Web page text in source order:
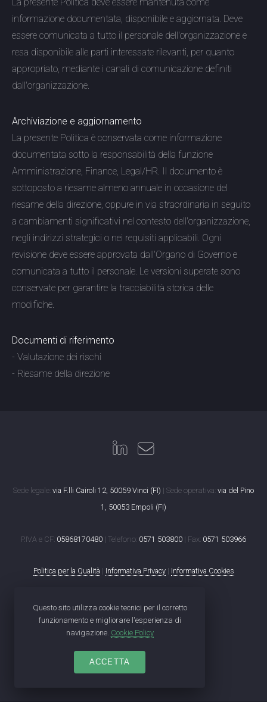
informazione documentata, disponibile e aggiornata. Deve
essere comunicata a tutto il personale dell'organizzazione e
resa disponibile alle parti interessate rilevanti, per quanto
appropriato, mediante i canali di comunicazione definiti
dall'organizzazione.
Archiviazione e aggiornamento
La presente Politica è conservata come informazione
documentata sotto la responsabilità della funzione
Amministrazione, Finance, Legal/HR. Il documento è
sottoposto a riesame almeno annuale in occasione del
riesame della direzione, oppure in via straordinaria in seguito
a cambiamenti significativi nel contesto dell'organizzazione,
negli indirizzi strategici o nei requisiti applicabili. Ogni
revisione deve essere approvata dall'Organo di Governo e
comunicata a tutto il personale. Le versioni superate sono
conservate per garantire la tracciabilità storica delle
modifiche.
Documenti di riferimento
- Valutazione dei rischi
- Riesame della direzione
Sede legale: via F.lli Cairoli 12, 50059 Vinci (FI) | Sede operativa: via del Pino
1, 50053 Empoli (FI)
P.IVA e CF: 05868170480 | Telefono: 0571 503800 | Fax: 0571 503966
Politica per la Qualità | Informativa Privacy| Informativa Cookies
Questo sito utilizza cookie tecnici per il corretto
funzionamento e migliorare l'esperienza di
navigazione. Cookie Policy
ACCETTA